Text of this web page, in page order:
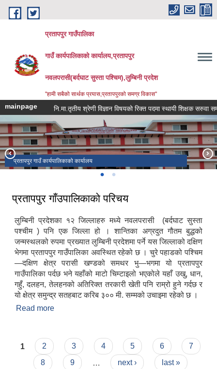
Skip to main content
प्रतापपुर गाउँपालिका
गाउँ कार्यपालिकाको कार्यालय,प्रतापपुर
नवलपरासी(बर्दघाट सुस्ता पश्चिम),लुम्बिनी प्रदेश
"हामी सबैको सार्थक प्रयास,प्रतापपुरको समग्र विकास"
mainpage नि.मा.तृतीय श्रेणी विज्ञान विषयको रिक्त पदमा स्थायी शिक्षक सरुवा
प्रतापपुर गाउँ कार्यपालिकाको कार्यालय
प्रशासनिक भवन उद्घाटन
प्रतापपुर गाँउपालिकाकाे परिचय
लुम्बिनी प्रदेशका १२ जिल्लाहरु मध्ये नवलपरासी (बर्दघाट सुस्ता
पश्चीम ) पनि एक जिल्ला हो । शान्तिका अग्रदुत गौतम बुद्धको
जन्मस्थलको रुपमा प्रख्यात लुम्बिनी प्रदेशमा पर्ने यस जिल्लाको दक्षिण
भेगमा प्रतापपुर गाउँपालिका अवस्थित रहेको छ । चुरे पहाडको पश्चिम
—दक्षिण क्षेत्र परासी खण्डको समथर भु—भगमा यो प्रतापपुर
गाउँपालिका पर्दछ भने यहाँको माटो चिम्टाइलो भएकोले यहाँ उखु, धान,
गहुँ, दलहन, तेलहनको अतिरिक्त तरकारी खेती पनि राम्रो हुने गर्दछ र
यो क्षेत्र समुन्द्र सतहबाट करिब ३०० मी. सम्मको उचाइमा रहेको छ ।
Read more
Pages
1 2 3 4 5 6
7
8
9 next › last »